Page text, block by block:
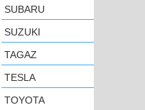
SUBARU
SUZUKI
TAGAZ
TESLA
TOYOTA